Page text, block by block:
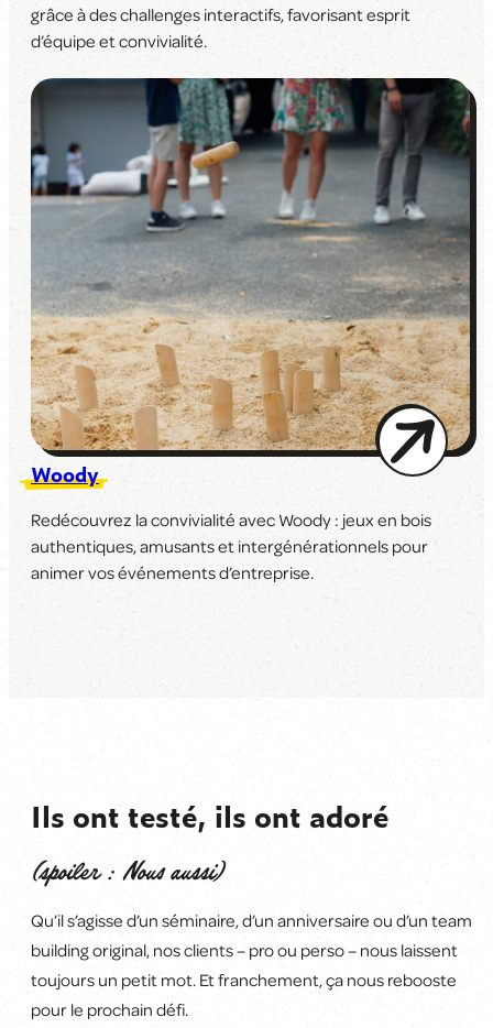
grâce à des challenges interactifs, favorisant esprit
d’équipe et convivialité.
Woody
Redécouvrez la convivialité avec Woody : jeux en bois
authentiques, amusants et intergénérationnels pour
animer vos événements d’entreprise.
Ils ont testé, ils ont adoré
(spoiler : Nous aussi)
Qu’il s’agisse d’un séminaire, d’un anniversaire ou d’un team
building original, nos clients– pro ou perso– nous laissent
toujours un petit mot. Et franchement, ça nous rebooste
pour le prochain défi.